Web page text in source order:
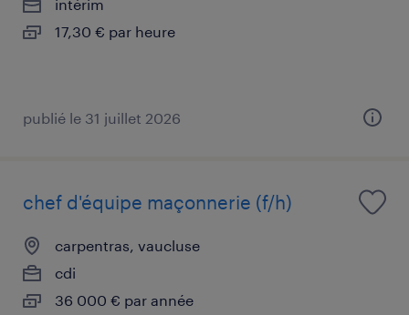
intérim
17,30 € par heure
publié le 31 juillet 2026
chef d'équipe maçonnerie (f/h)
carpentras, vaucluse
cdi
36 000 € par année